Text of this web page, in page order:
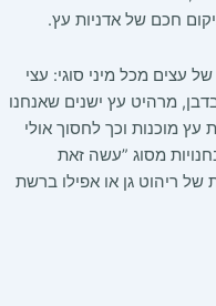
חכם של אדניות עץ.
עצים מכל מיני סוגי: עצי
, מרהיט עץ ישנים שאנחנו
מוכנות וכך לחסוך אולי
מסוג ”עשה זאת
של ריהוט גן או אפילו ברשת